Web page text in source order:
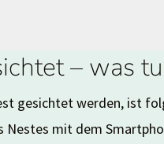
– was
gesichtet werden, ist
Nestes mit dem